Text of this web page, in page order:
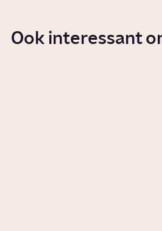
Ook interessant